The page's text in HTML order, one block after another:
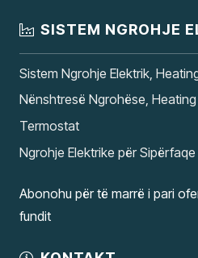
SISTEM NGROHJE
Sistem Ngrohje Elektrik,
Nënshtresë Ngrohëse, Heating
Termostat
Ngrohje Elektrike për
Abonohu për të marrë i pari
fundit